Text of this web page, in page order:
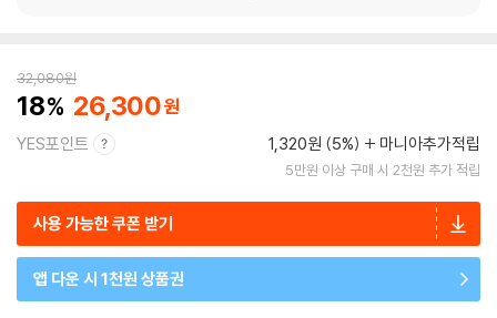
32,080원
18 26,300
YES포인트 1,320원 (5%) 마니아추가적립
5만원 이상 구매 시 2천원 추가 적립
사용 가능한 쿠폰 받기
앱 다운 시 1천원 상품권